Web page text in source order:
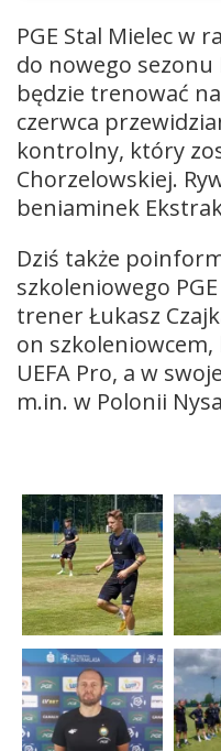
PGE Stal Mielec w
do nowego sezonu
będzie trenować
czerwca
kontrolny, który
Chorzelowskiej.
beniaminek
Dziś także
szkoleniowego PGE
trener Łukasz
on
UEFA Pro, a w
m.in. w Polonii